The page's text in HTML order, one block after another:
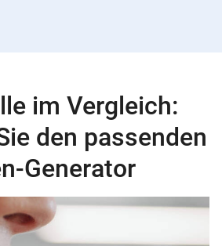
im Vergleich:
den passenden
Generator